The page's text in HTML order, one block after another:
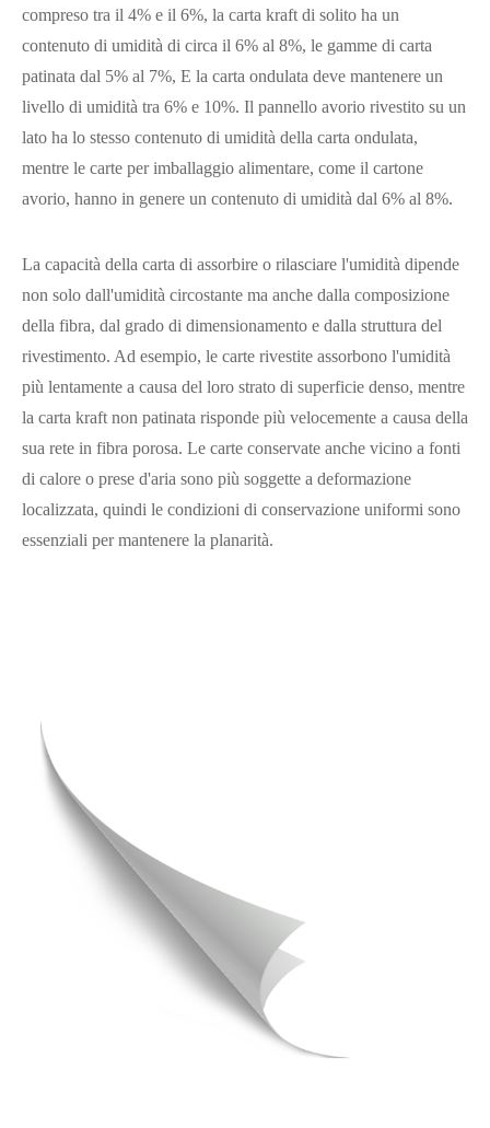
compreso tra il 4% e il 6%, la carta kraft di solito ha un
contenuto di umidità di circa il 6% al 8%, le gamme di carta
patinata dal 5% al 7%, E la carta ondulata deve mantenere un
livello di umidità tra 6% e 10%. Il pannello avorio rivestito su un
lato ha lo stesso contenuto di umidità della carta ondulata,
mentre le carte per imballaggio alimentare, come il cartone
avorio, hanno in genere un contenuto di umidità dal 6% al 8%.
La capacità della carta di assorbire o rilasciare l'umidità dipende
non solo dall'umidità circostante ma anche dalla composizione
della fibra, dal grado di dimensionamento e dalla struttura del
rivestimento. Ad esempio, le carte rivestite assorbono l'umidità
più lentamente a causa del loro strato di superficie denso, mentre
la carta kraft non patinata risponde più velocemente a causa della
sua rete in fibra porosa. Le carte conservate anche vicino a fonti
di calore o prese d'aria sono più soggette a deformazione
localizzata, quindi le condizioni di conservazione uniformi sono
essenziali per mantenere la planarità.